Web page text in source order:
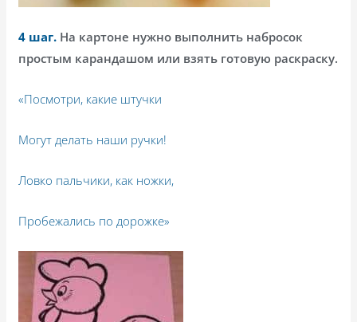
4 шаг. На картоне нужно выполнить набросок
простым карандашом или взять готовую раскраску.
«Посмотри, какие штучки
Могут делать наши ручки!
Ловко пальчики, как ножки,
Пробежались по дорожке»